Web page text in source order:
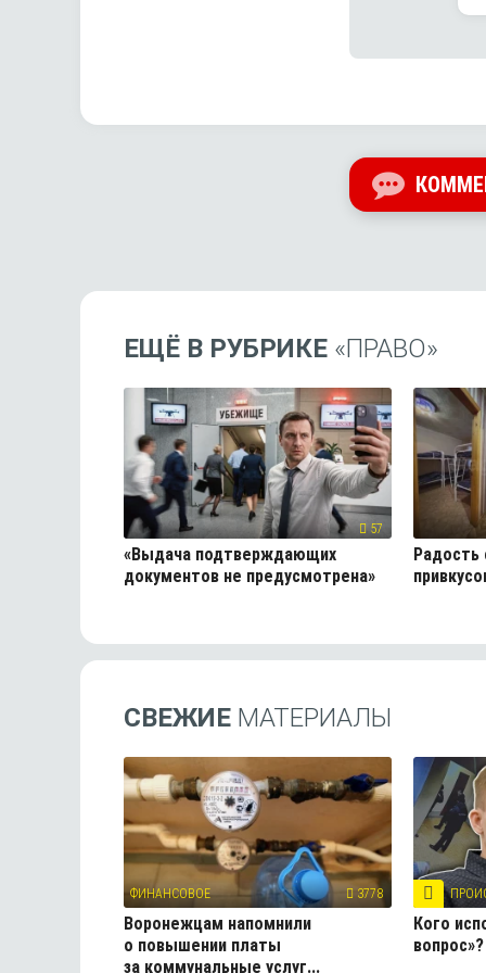
ЕЩЁ В РУБРИКЕ «ПРАВО»
57
«Выдача подтверждающих
документов не предусмотрена»
Радость
СВЕЖИЕ МАТЕРИАЛЫ
ФИНАНСОВОЕ 3778
Воронежцам напомнили
о повышении платы
за коммунальные услуг...
Кого
вопрос»?